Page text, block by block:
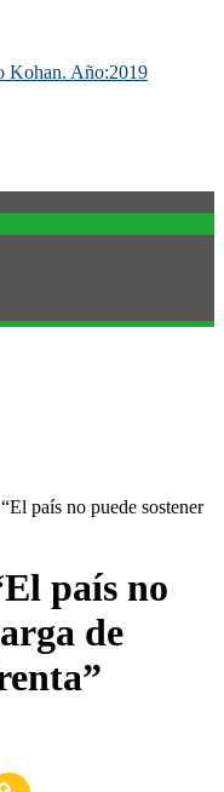
Kohan. Año:2019
país no puede sostener
país no
de